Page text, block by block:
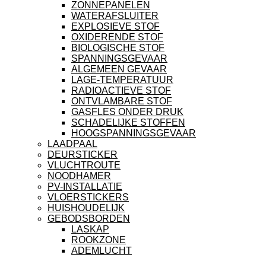
ZONNEPANELEN
WATERAFSLUITER
EXPLOSIEVE STOF
OXIDERENDE STOF
BIOLOGISCHE STOF
SPANNINGSGEVAAR
ALGEMEEN GEVAAR
LAGE-TEMPERATUUR
RADIOACTIEVE STOF
ONTVLAMBARE STOF
GASFLES ONDER DRUK
SCHADELIJKE STOFFEN
HOOGSPANNINGSGEVAAR
LAADPAAL
DEURSTICKER
VLUCHTROUTE
NOODHAMER
PV-INSTALLATIE
VLOERSTICKERS
HUISHOUDELIJK
GEBODSBORDEN
LASKAP
ROOKZONE
ADEMLUCHT